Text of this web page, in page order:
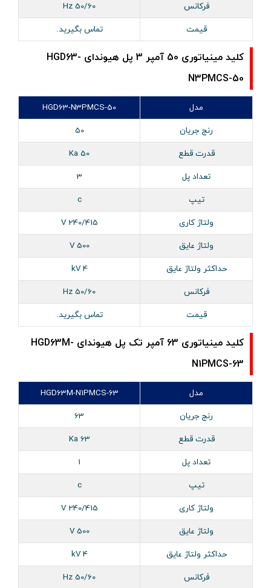
فرکانس
50/60 Hz
قیمت
تماس بگیرید.
کلید مینیاتوری 50 آمپر 3 پل هیوندای HGD63-
N3PMCS-50
مدل
HGD63-N3PMCS-50
رنج جریان
50
قدرت قطع
50 Ka
تعداد پل
3
تیپ
c
ولتاژ کاری
240/415 V
ولتاژ عایق
500 V
حداکثر ولتاژ عایق
4 kV
فرکانس
50/60 Hz
قیمت
تماس بگیرید.
کلید مینیاتوری 63 آمپر تک پل هیوندای HGD63M-
N1PMCS-63
مدل
HGD63M-N1PMCS-63
رنج جریان
63
قدرت قطع
63 Ka
تعداد پل
1
تیپ
c
ولتاژ کاری
240/415 V
ولتاژ عایق
500 V
حداکثر ولتاژ عایق
4 kV
فرکانس
50/60 Hz